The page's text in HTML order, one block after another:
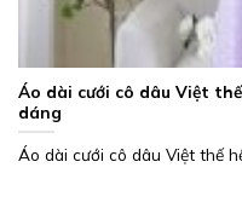
Áo dài cưới cô dâu Việt
dáng
Áo dài cưới cô dâu Việt thế